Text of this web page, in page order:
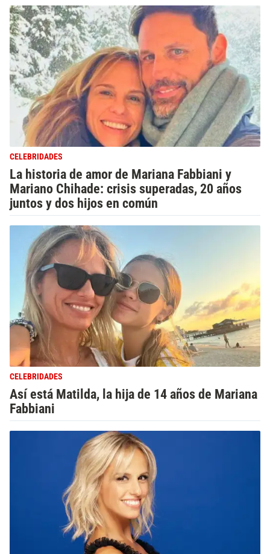
CELEBRIDADES
La historia de amor de Mariana Fabbiani y
Mariano Chihade: crisis superadas, 20 años
juntos y dos hijos en común
CELEBRIDADES
Así está Matilda, la hija de 14 años de Mariana
Fabbiani